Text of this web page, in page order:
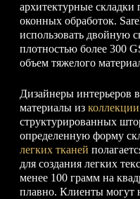
архитектурные складки
оконных обработок.
использовать двойную
плотностью более 300
объем тяжелого
Дизайнеры интерьеров
материалы из
структурированных
определенную форму
легких тканей
для создания легких
менее 100 грамм на
плавно. Клиенты могут